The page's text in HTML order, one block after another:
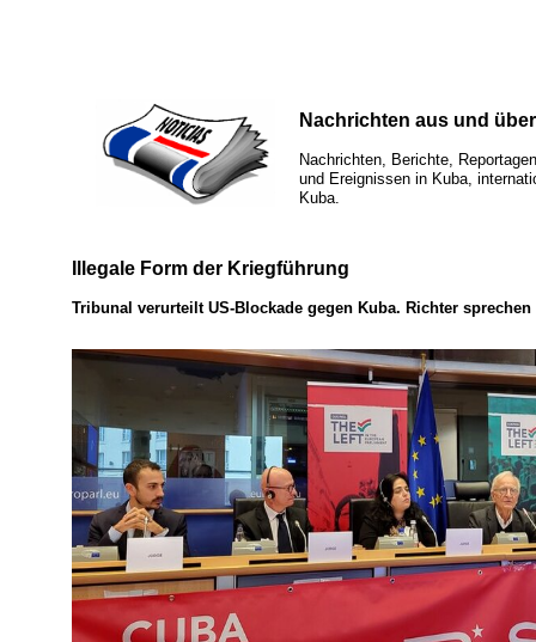
Nachrichten aus und
Nachrichten, Berichte,
und Ereignissen in Kuba,
Kuba.
Illegale Form der Kriegführung
Tribunal verurteilt US-Blockade gegen Kuba. Richter